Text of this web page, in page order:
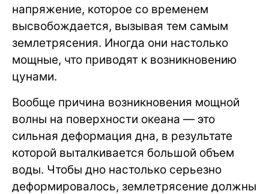
напряжение, которое со временем
высвобождается, вызывая тем самым
землетрясения. Иногда они настолько
мощные, что приводят к возникновению
цунами.
Вообще причина возникновения мощной
волны на поверхности океана — это
сильная деформация дна, в результате
которой выталкивается большой объем
воды. Чтобы дно настолько серьезно
деформировалось, землетрясение должны